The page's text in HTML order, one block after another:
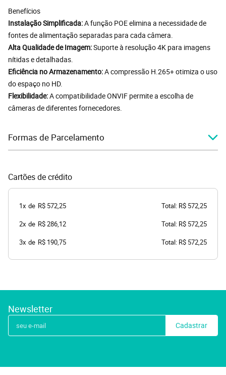
Benefícios
Instalação Simplificada:A função POE elimina a necessidade de
fontes de alimentação separadas para cada câmera.
Alta Qualidade de Imagem:Suporte à resolução 4K para imagens
nítidas e detalhadas.
Eficiência no Armazenamento:A compressão H.265+ otimiza o uso
do espaço no HD.
Flexibilidade:A compatibilidade ONVIF permite a escolha de
câmeras de diferentes fornecedores.
Formas de Parcelamento
Cartões de crédito
1x de R$ 572,25
Total: R$ 572,25
2x de R$ 286,12
Total: R$ 572,25
3x de R$ 190,75 Total: R$ 572,25
Newsletter
Cadastrar